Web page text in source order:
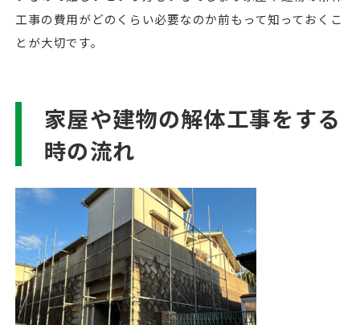
工事の費用がどのくらい必要なのか前もって知っておくこ
とが大切です。
家屋や建物の解体工事をする
時の流れ